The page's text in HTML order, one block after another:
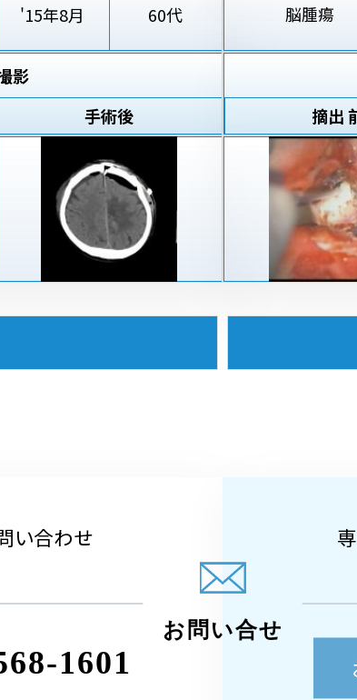
'15年8月 60代 脳腫瘍
影
手術後
摘出
い合わせ
1601
お問い合せ